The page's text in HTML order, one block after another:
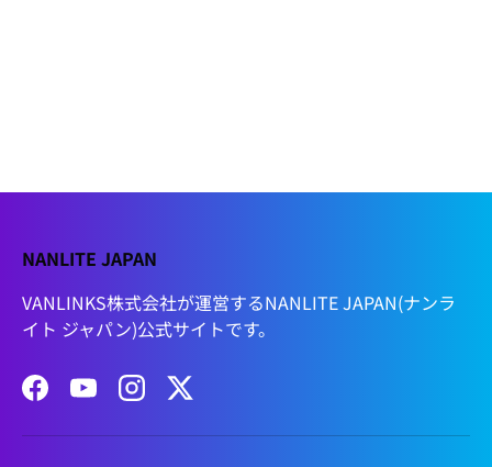
NANLITE JAPAN
VANLINKS株式会社が運営するNANLITE JAPAN(ナンラ
イト ジャパン)公式サイトです。
FacebookYouTubeInstagramTwitter